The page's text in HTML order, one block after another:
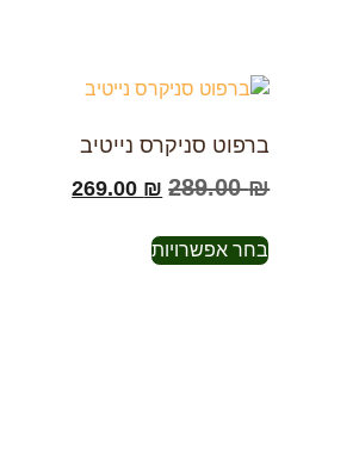
ברפוט סניקרס נייטיב
289.00₪
269.00 ₪
בחר אפשרויות